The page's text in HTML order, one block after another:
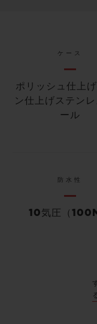
ケース
ポリッシュ仕上
ン仕上げステン
ール
防水性
10気圧（